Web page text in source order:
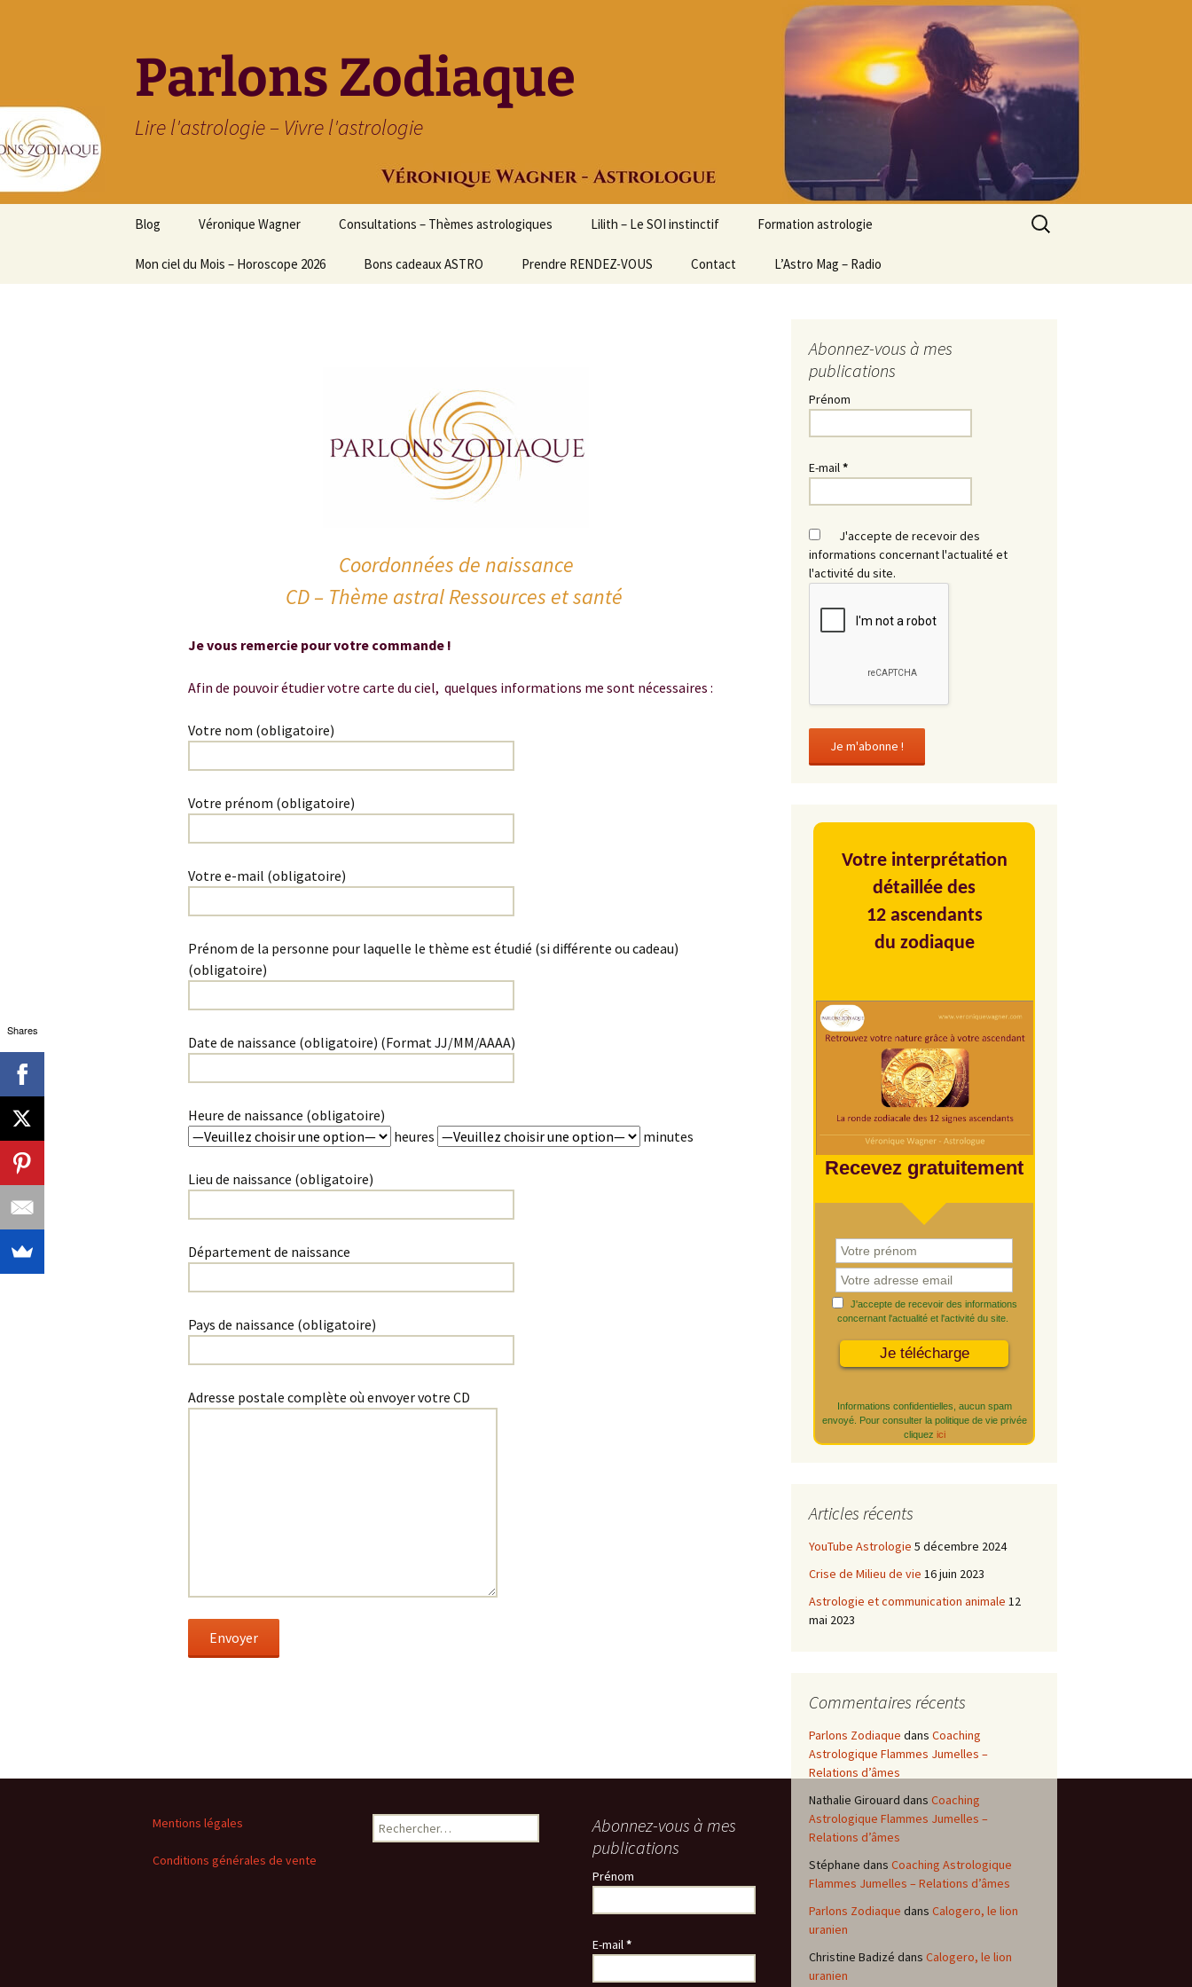
Parlons Zodiaque
Lire l'astrologie – Vivre l'astrologie
contenu
Blog Véronique Wagner Consultations – Thèmes astrologiques Lilith – Le SOI instinctif Formation astrologie
Initiation à l’ASTROLOGIE
Stage découverte
Formation en ligne
Astrologie
Mon ciel du Mois – Horoscope 2026 Bons cadeaux ASTRO Prendre RENDEZ-VOUS Contact L’Astro Mag – Radio
Rechercher :
Coordonnées de naissance
CD – Thème astral Ressources et santé
Je vous remercie pour votre commande !
Afin de pouvoir étudier votre carte du ciel, quelques informations me sont nécessaires :
Votre nom (obligatoire)
Votre prénom (obligatoire)
Votre e-mail (obligatoire)
Prénom de la personne pour laquelle le thème est étudié (si différente ou cadeau)
(obligatoire)
Date de naissance (obligatoire) (Format JJ/MM/AAAA)
Heure de naissance (obligatoire)
heures
minutes
Lieu de naissance (obligatoire)
Département de naissance
Pays de naissance (obligatoire)
Adresse postale complète où envoyer votre CD
Abonnez-vous à mes
publications
Prénom
E-mail*
J'accepte de recevoir des
informations concernant l'actualité et
l'activité du site.
Votre interprétation
détaillée des
12 ascendants
du zodiaque
Recevez gratuitement
J'accepte de recevoir des informations
concernant l'actualité et l'activité du site.
Informations confidentielles, aucun spam
envoyé. Pour consulter la politique de vie privée
cliquez ici
Articles récents
YouTube Astrologie 5 décembre 2024
Crise de Milieu de vie 16 juin 2023
Astrologie et communication animale 12
mai 2023
Commentaires récents
Parlons Zodiaque dans Coaching
Astrologique Flammes Jumelles –
Relations d’âmes
Nathalie Girouard dans Coaching
Astrologique Flammes Jumelles –
Relations d’âmes
Stéphane dans Coaching Astrologique
Flammes Jumelles – Relations d’âmes
Parlons Zodiaque dans Calogero, le lion
uranien
Christine Badizé dans Calogero, le lion
uranien
Mentions légales
Conditions générales de vente
Rechercher :
Abonnez-vous à mes
publications
Prénom
E-mail*
Shares